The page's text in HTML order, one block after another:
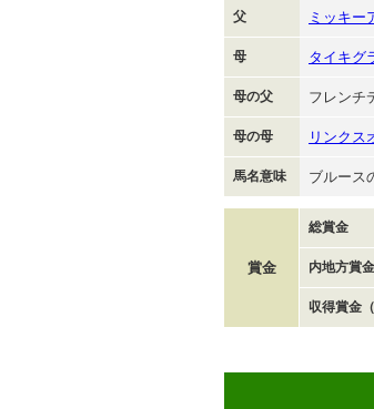
父 ミッキー
母 タイキグ
母の父 フレンチ
母の母 リンクス
馬名意味 ブルース
賞金
総賞金
内地方賞金
収得賞金（